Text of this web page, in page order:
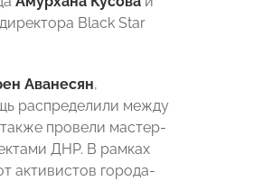
Black Star
Аванесян,
распределили между
провели мастер-
ДНР. В рамках
активистов города-